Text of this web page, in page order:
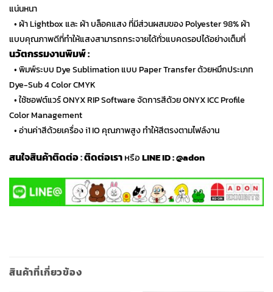
แน่นหนา
• ผ้า Lightbox และ ผ้า บล็อคแสง ที่มีส่วนผสมของ Polyester 98% ผ้า
แบบคุณภาพดีที่ทำให้แสงสามารถกระจายได้ทั่วแบคดรอปได้อย่างเต็มที่
นวัตกรรมงานพิมพ์ :
• พิมพ์ระบบ Dye Sublimation แบบ Paper Transfer ด้วยหมึกประเภท
Dye-Sub 4 Color CMYK
• ใช้ซอฟต์แวร์ ONYX RIP Software จัดการสีด้วย ONYX ICC Profile
Color Management
• อ่านค่าสีด้วยเครื่อง i1 IO คุณภาพสูง ทำให้สีตรงตามไฟล์งาน
สนใจสินค้าติดต่อ:ติดต่อเราหรือLINE ID :@adon
สินค้าที่เกี่ยวข้อง